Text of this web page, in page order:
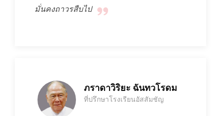
มั่นคงถาวรสืบไป
ภราดาวิริยะ ฉันทวโรดม
ที่ปรึกษาโรงเรียนอัสสัมชัญ